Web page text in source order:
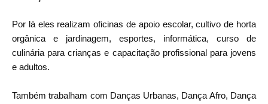
Por lá eles realizam oficinas de apoio escolar, cultivo de horta
orgânica e jardinagem, esportes, informática, curso de
culinária para crianças e capacitação profissional para jovens
e adultos.
Também trabalham com Danças Urbanas, Dança Afro, Dança